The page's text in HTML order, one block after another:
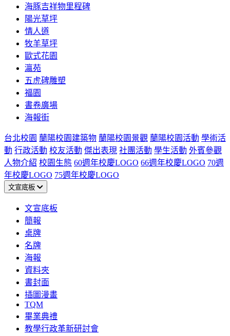
海豚吉祥物里程碑
陽光草坪
情人道
牧羊草坪
歐式花園
瀛苑
五虎碑雕塑
福園
書卷廣場
海報街
台北校園 蘭陽校園建築物 蘭陽校園景觀 蘭陽校園活動 學術活
動 行政活動 校友活動 傑出表現 社團活動 學生活動 外賓參觀
人物介紹 校園生態 60週年校慶LOGO 66週年校慶LOGO 70週
年校慶LOGO 75週年校慶LOGO
文宣底板
文宣底板
簡報
桌牌
名牌
海報
資料夾
書封面
插圖漫畫
TQM
畢業典禮
教學行政革新研討會